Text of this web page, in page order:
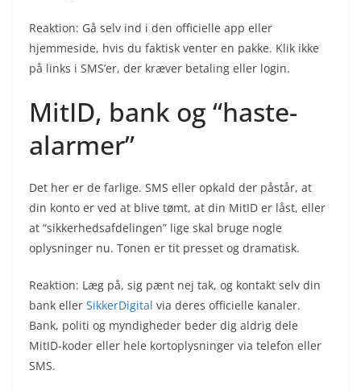
Reaktion: Gå selv ind i den officielle app eller
hjemmeside, hvis du faktisk venter en pakke. Klik ikke
på links i SMS’er, der kræver betaling eller login.
MitID, bank og “haste-
alarmer”
Det her er de farlige. SMS eller opkald der påstår, at
din konto er ved at blive tømt, at din MitID er låst, eller
at “sikkerhedsafdelingen” lige skal bruge nogle
oplysninger nu. Tonen er tit presset og dramatisk.
Reaktion: Læg på, sig pænt nej tak, og kontakt selv din
bank eller SikkerDigital via deres officielle kanaler.
Bank, politi og myndigheder beder dig aldrig dele
MitID-koder eller hele kortoplysninger via telefon eller
SMS.